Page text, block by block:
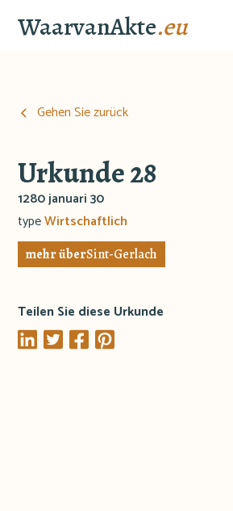
WaarvanAkte.eu
Gehen Sie zurück
Urkunde 28
1280 januari 30
typeWirtschaftlich
mehr überSint-Gerlach
Teilen Sie diese Urkunde